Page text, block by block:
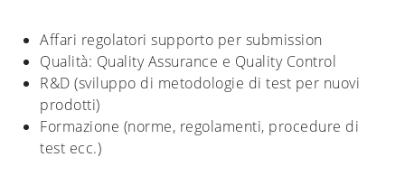
Affari regolatori supporto per submission
Qualità: Quality Assurance e Quality Control
R&D (sviluppo di metodologie di test per nuovi
prodotti)
Formazione (norme, regolamenti, procedure di
test ecc.)